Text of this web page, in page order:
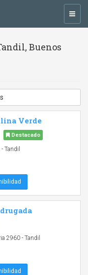
Buenos
Verde
Destacado
Tandil
2960 - Tandil